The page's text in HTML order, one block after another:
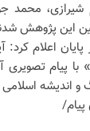
شیرازی، محمد
این پژوهش
اعلام
و اندیشه
پیام/